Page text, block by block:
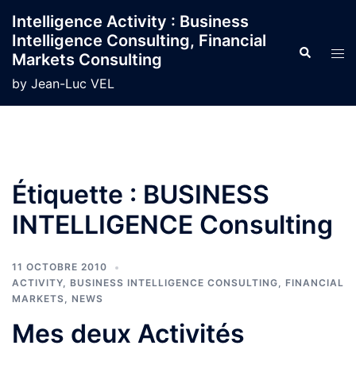
au
contenu
Intelligence Activity : Business
Intelligence Consulting, Financial
Markets Consulting
by Jean-Luc VEL
Étiquette : BUSINESS
INTELLIGENCE Consulting
11 OCTOBRE 2010
ACTIVITY, BUSINESS INTELLIGENCE CONSULTING, FINANCIAL
MARKETS, NEWS
Mes deux Activités